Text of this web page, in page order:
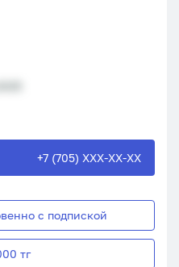
+7 (705) XXX-XX-XX
с подпиской
тг